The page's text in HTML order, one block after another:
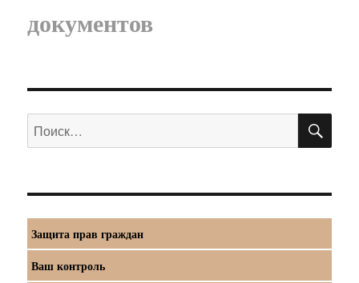
документов
Искать:
Защита прав граждан
Ваш контроль